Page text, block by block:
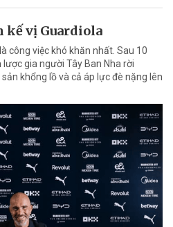
kế vị Guardiola
công việc khó khăn nhất. Sau 10
gia người Tây Ban Nha rời
khổng lồ và cả áp lực đè nặng lên